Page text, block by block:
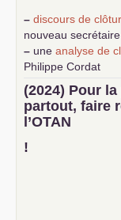
– discours de
nouveau
– une analyse de
Philippe Cordat
–
un texte de
science sociale de
–un appel
d’Europe
–
(2024) Pour
partout, faire
l’OTAN
!